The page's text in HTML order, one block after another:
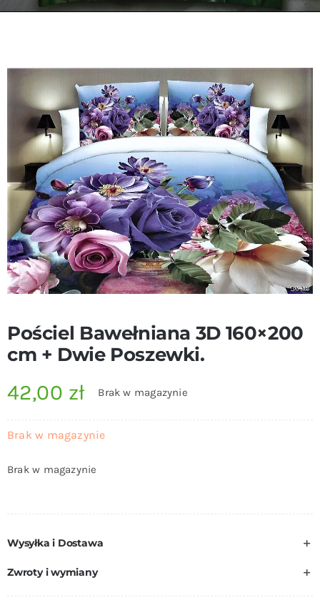
Pościel Bawełniana 3D 160×200
cm + Dwie Poszewki.
42,00 zł Brak w magazynie
Brak w magazynie
Brak w magazynie
Wysyłka i Dostawa
Zwroty i wymiany